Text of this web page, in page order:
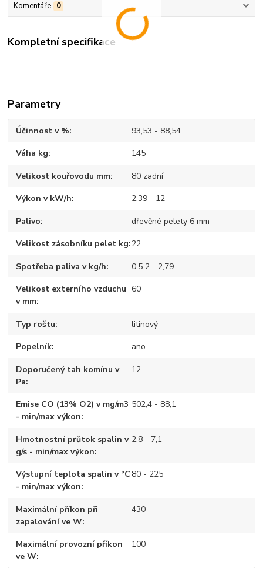
Komentáře 0
Kompletní specifikace
Parametry
Účinnost v % 93,53 - 88,54
Váha kg 145
Velikost kouřovodu mm 80 zadní
Výkon v kW/h 2,39 - 12
Palivo dřevěné pelety 6 mm
Velikost zásobníku pelet kg 22
Spotřeba paliva v kg/h 0,5 2 - 2,79
Velikost externího vzduchu
v mm
60
Typ roštu litinový
Popelník ano
Doporučený tah komínu v
Pa
12
Emise CO (13% O2) v mg/m3
- min/max výkon
502,4 - 88,1
Hmotnostní průtok spalin v
g/s - min/max výkon
2,8 - 7,1
Výstupní teplota spalin v °C
- min/max výkon
80 - 225
Maximální příkon při
zapalování ve W
430
Maximální provozní příkon
ve W
100